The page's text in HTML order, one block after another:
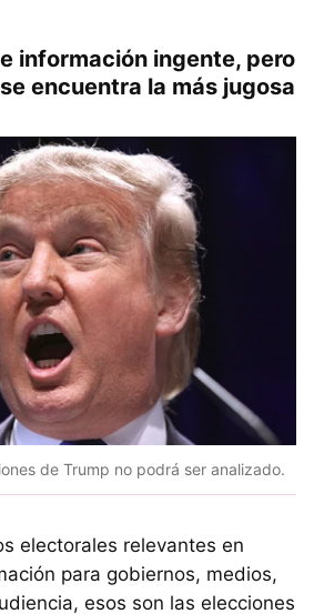
información ingente, pero
encuentra la más jugosa
de Trump no podrá ser analizado.
electorales relevantes en
para gobiernos, medios,
esos son las elecciones